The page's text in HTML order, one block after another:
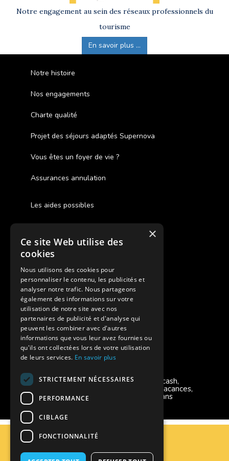
Notre engagement au sein des réseaux professionnels du
tourisme
En savoir plus ...
Notre histoire
Nos engagements
Charte qualité
Projet des séjours adaptés Supernova
Vous êtes un foyer de vie ?
Assurances annulation
Les aides possibles
Cash Back
Pour les fratries
Facebook Supernova
Instagram Supernova
Colonie de vacances SUPERNOVA
Modes de règlement acceptés
Chèque, Virement, Espèces, Mandats cash,
Bons CAF, Conseil général, Chèques vacances,
Carte bancaire, Prise en charge reçu sans
règlement, Prélèvement
Plan du site
×
Ce site Web utilise des
cookies
Nous utilisons des cookies pour
personnaliser le contenu, les publicités et
analyser notre trafic. Nous partageons
également des informations sur votre
utilisation de notre site avec nos
partenaires de publicité et d'analyse qui
peuvent les combiner avec d'autres
informations que vous leur avez fournies ou
qu'ils ont collectées lors de votre utilisation
de leurs services. En savoir plus
STRICTEMENT NÉCESSAIRES
PERFORMANCE
CIBLAGE
FONCTIONNALITÉ